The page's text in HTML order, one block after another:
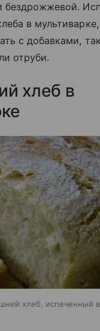
бездрожжевой.
в
с добавками,
отруби.
хлеб в
хлеб, испеченный в